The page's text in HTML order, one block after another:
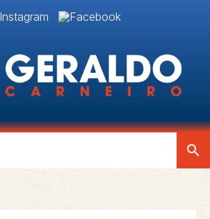
search